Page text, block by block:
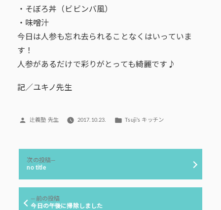
・そぼろ丼（ビビンバ風）
・味噌汁
今日は人参も忘れ去られることなくはいっていま
す！
人参があるだけで彩りがとっても綺麗です♪
記／ユキノ先生
投
辻義塾 先生 2017.10.23.
カ
リ
Tsuji’s キッチン
ナ
前の投稿前
の
今日の午後に掃除しました
次の投稿
no title